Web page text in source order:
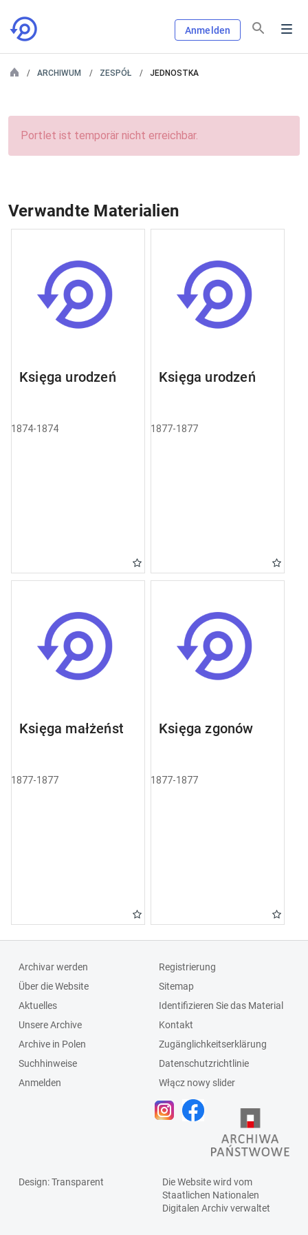
Anmelden
ARCHIWUM ZESPÓŁ JEDNOSTKA
Portlet ist temporär nicht erreichbar.
Verwandte Materialien
Księga urodzeń
1874-1874
Księga urodzeń
1877-1877
Księga małżeństw
1877-1877
Księga zgonów
1877-1877
Archivar werden
Über die Website
Aktuelles
Unsere Archive
Archive in Polen
Suchhinweise
Anmelden
Registrierung
Sitemap
Identifizieren Sie das Material
Kontakt
Zugänglichkeitserklärung
Datenschutzrichtlinie
Włącz nowy slider
Design: Transparent
Die Website wird vom
Staatlichen Nationalen
Digitalen Archivverwaltet